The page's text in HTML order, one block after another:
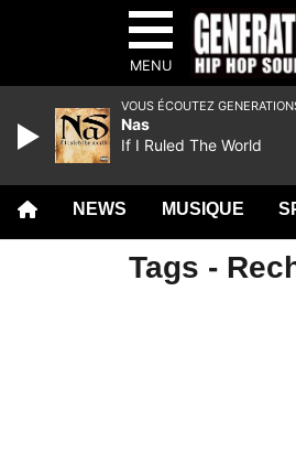
MENU
NEWS MUSIQUE
Tags -
VOUS ÉCOUTEZ
Nas
If I Ruled The World